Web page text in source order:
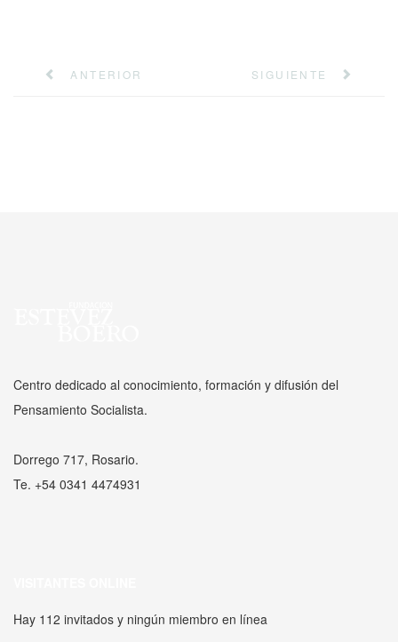
ANTERIOR SIGUIENTE
Centro dedicado al conocimiento, formación y difusión del
Pensamiento Socialista.
Dorrego 717, Rosario.
Te. +54 0341 4474931
Hay 112 invitados y ningún miembro en línea